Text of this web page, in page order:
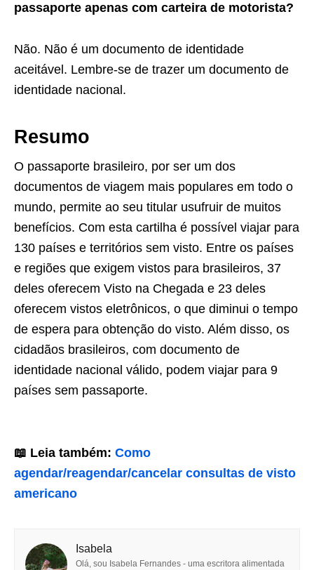
passaporte apenas com carteira de motorista?
Não. Não é um documento de identidade
aceitável. Lembre-se de trazer um documento de
identidade nacional.
Resumo
O passaporte brasileiro, por ser um dos
documentos de viagem mais populares em todo o
mundo, permite ao seu titular usufruir de muitos
benefícios. Com esta cartilha é possível viajar para
130 países e territórios sem visto. Entre os países
e regiões que exigem vistos para brasileiros, 37
deles oferecem Visto na Chegada e 23 deles
oferecem vistos eletrônicos, o que diminui o tempo
de espera para obtenção do visto. Além disso, os
cidadãos brasileiros, com documento de
identidade nacional válido, podem viajar para 9
países sem passaporte.
📖 Leia também: Como
agendar/reagendar/cancelar consultas de visto
americano
Isabela
Olá, sou Isabela Fernandes - uma escritora alimentada